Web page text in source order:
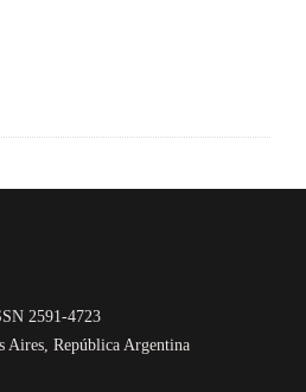
2591-4723
Aires, República Argentina